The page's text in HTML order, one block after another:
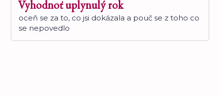
Vyhodnoť uplynulý rok
oceň se za to, co jsi dokázala a pouč se z toho co
se nepovedlo